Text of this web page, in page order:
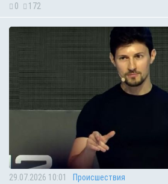
0 172
29.07.2026 10:01 Происшествия